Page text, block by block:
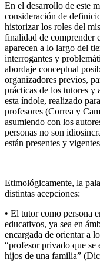
En el desarrollo de este
consideración de
historizar los roles del
finalidad de comprender
aparecen a lo largo del
interrogantes y
abordaje conceptual
organizadores previos,
prácticas de los tutores y
esta índole, realizado
profesores (Correa y
asumiendo con los
personas no son
están presentes y
Etimológicamente, la
distintas acepciones:
• El tutor como persona
educativos, ya sea en
encargada de orientar a
“profesor privado que se
hijos de una familia”